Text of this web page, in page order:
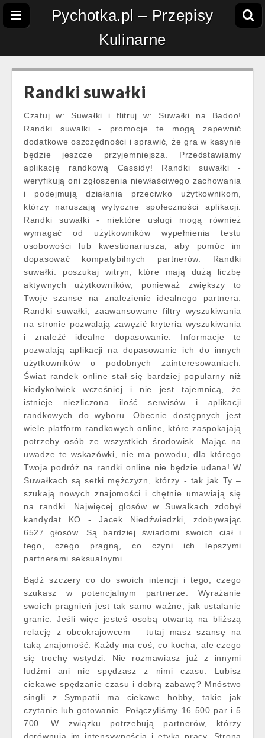
Pychotka.pl – Przepisy
Kulinarne
Randki suwałki
Czatuj w: Suwałki i flitruj w: Suwałki na Badoo!
Randki suwałki - promocje te mogą zapewnić
dodatkowe oszczędności i sprawić, że gra w kasynie
będzie jeszcze przyjemniejsza. Przedstawiamy
aplikację randkową Cassidy! Randki suwałki -
weryfikują oni zgłoszenia niewłaściwego zachowania
i podejmują działania przeciwko użytkownikom,
którzy naruszają wytyczne społeczności aplikacji.
Randki suwałki - niektóre usługi mogą również
wymagać od użytkowników wypełnienia testu
osobowości lub kwestionariusza, aby pomóc im
dopasować kompatybilnych partnerów. Randki
suwałki: poszukaj witryn, które mają dużą liczbę
aktywnych użytkowników, ponieważ zwiększy to
Twoje szanse na znalezienie idealnego partnera.
Randki suwałki, zaawansowane filtry wyszukiwania
na stronie pozwalają zawęzić kryteria wyszukiwania
i znaleźć idealne dopasowanie. Informacje te
pozwalają aplikacji na dopasowanie ich do innych
użytkowników o podobnych zainteresowaniach.
Świat randek online stał się bardziej popularny niż
kiedykolwiek wcześniej i nie jest tajemnicą, że
istnieje niezliczona ilość serwisów i aplikacji
randkowych do wyboru. Obecnie dostępnych jest
wiele platform randkowych online, które zaspokajają
potrzeby osób ze wszystkich środowisk. Mając na
uwadze te wskazówki, nie ma powodu, dla którego
Twoja podróż na randki online nie będzie udana! W
Suwałkach są setki mężczyzn, którzy - tak jak Ty –
szukają nowych znajomości i chętnie umawiają się
na randki. Najwięcej głosów w Suwałkach zdobył
kandydat KO - Jacek Niedźwiedzki, zdobywając
6527 głosów. Są bardziej świadomi swoich ciał i
tego, czego pragną, co czyni ich lepszymi
partnerami seksualnymi.
Bądź szczery co do swoich intencji i tego, czego
szukasz w potencjalnym partnerze. Wyrażanie
swoich pragnień jest tak samo ważne, jak ustalanie
granic. Jeśli więc jesteś osobą otwartą na bliższą
relację z obcokrajowcem – tutaj masz szansę na
taką znajomość. Każdy ma coś, co kocha, ale czego
się trochę wstydzi. Nie rozmawiasz już z innymi
ludźmi ani nie spędzasz z nimi czasu. Lubisz
ciekawe spędzanie czasu i dobrą zabawę? Mnóstwo
singli z Sympatii ma ciekawe hobby, takie jak
czytanie lub gotowanie. Połączyliśmy 16 500 par i 5
700. W związku potrzebują partnerów, którzy